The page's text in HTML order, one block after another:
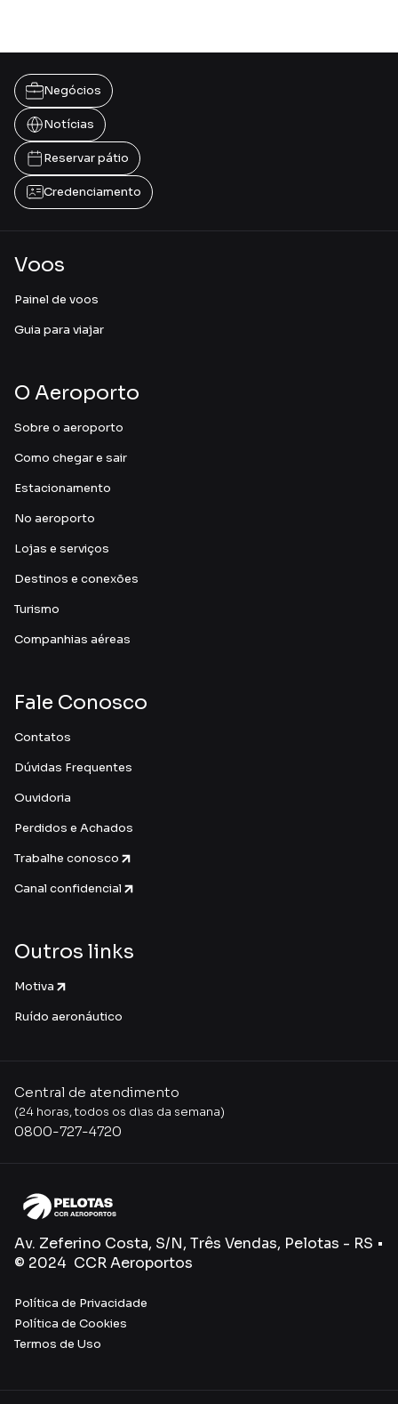
Negócios
Notícias
Reservar pátio
Credenciamento
Voos
Painel de voos
Guia para viajar
O Aeroporto
Sobre o aeroporto
Como chegar e sair
Estacionamento
No aeroporto
Lojas e serviços
Destinos e conexões
Turismo
Companhias aéreas
Fale Conosco
Contatos
Dúvidas Frequentes
Ouvidoria
Perdidos e Achados
Trabalhe conosco
Canal confidencial
Outros links
Motiva
Ruído aeronáutico
Central de atendimento
(24 horas, todos os dias da semana)
0800-727-4720
Av. Zeferino Costa, S/N, Três Vendas, Pelotas - RS •
© 2024 CCR Aeroportos
Política de Privacidade
Política de Cookies
Termos de Uso